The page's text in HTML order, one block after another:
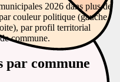
2026 dans plus de
couleur politique (gauche,
par profil territorial
commune.
par commune